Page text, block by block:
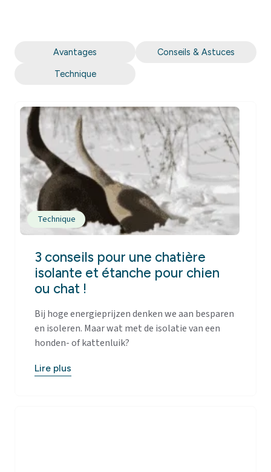
Avantages
Conseils & Astuces
Technique
Technique
3 conseils pour une chatière
isolante et étanche pour chien
ou chat !
Bij hoge energieprijzen denken we aan besparen
en isoleren. Maar wat met de isolatie van een
honden- of kattenluik?
Lire plus